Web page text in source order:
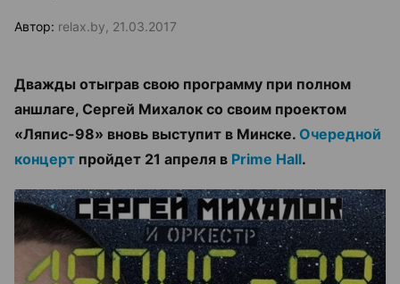
Автор: relax.by, 21.03.2017
Дважды отыграв свою программу при полном
аншлаге, Сергей Михалок со своим проектом
«Ляпис-98» вновь выступит в Минске. Очередной
концерт пройдет 21 апреля в Prime Hall.